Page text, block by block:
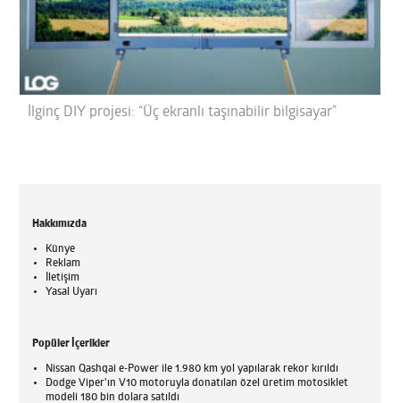
İlginç DIY projesi: “Üç ekranlı taşınabilir bilgisayar”
Hakkımızda
Künye
Reklam
İletişim
Yasal Uyarı
Popüler İçerikler
Nissan Qashqai e-Power ile 1.980 km yol yapılarak rekor kırıldı
Dodge Viper'ın V10 motoruyla donatılan özel üretim motosiklet
modeli 180 bin dolara satıldı